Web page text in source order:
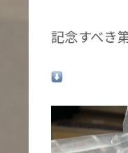
記念すべき